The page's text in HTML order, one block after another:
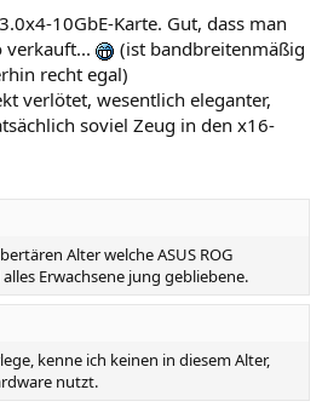
10GbE-Karte. Gut, dass man
verkauft...
(ist bandbreitenmäßig
recht egal)
verlötet, wesentlich eleganter,
soviel Zeug in den x16-
Alter welche ASUS ROG
Erwachsene jung gebliebene.
kenne ich keinen in diesem Alter,
nutzt.